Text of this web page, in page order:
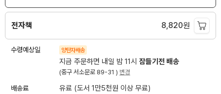
전자책 8,820원
수령예상일 양탄자배송
지금 주문하면 내일 밤 11시 잠들기전 배송
(중구 서소문로 89-31 ) 변경
배송료
유료 (도서 1만5천원 이상 무료)